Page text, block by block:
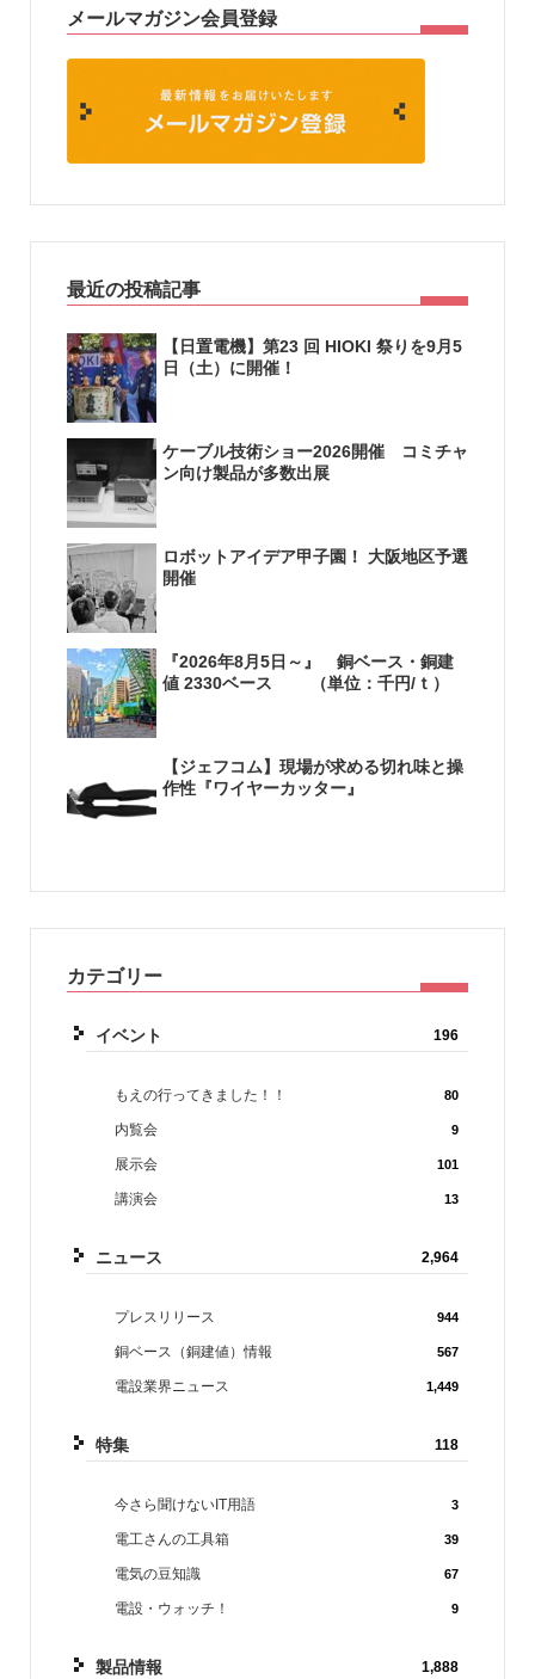
メールマガジン会員登録
最近の投稿記事
【日置電機】第23 回 HIOKI 祭りを9月5
日（土）に開催！
ケーブル技術ショー2026開催 コミチャ
ン向け製品が多数出展
ロボットアイデア甲子園！ 大阪地区予選
開催
『2026年8月5日～』 銅ベース・銅建
値 2330ベース （単位：千円/ｔ）
【ジェフコム】現場が求める切れ味と操
作性『ワイヤーカッター』
カテゴリー
イベント 196
もえの行ってきました！！ 80
内覧会 9
展示会 101
講演会 13
ニュース 2,964
プレスリリース 944
銅ベース（銅建値）情報 567
電設業界ニュース 1,449
特集 118
今さら聞けないIT用語 3
電工さんの工具箱 39
電気の豆知識 67
電設・ウォッチ！ 9
製品情報 1,888